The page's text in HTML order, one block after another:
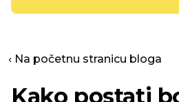
‹ Na početnu stranicu bloga
Kako postati